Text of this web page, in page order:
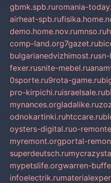
gbmk.spb.ruromania-
airheat-spb.ru
demo.home.nov.rumnso.ru
comp-land.org7gazet.ru
bulgarianedvizhimost.ru
fexer.rusnite-mebel.ru
0sporte.ru9rota-game.ru
pro-kirpichi.ruisraelsale.ru
mynances.orgladalike.ru
odnokartinki.ruhtccare.ru
oysters-digital.ruo-
myremont.orgportal-
superdeutsch.ru
mypetslife.orgwarren-
infoelectrik.ru